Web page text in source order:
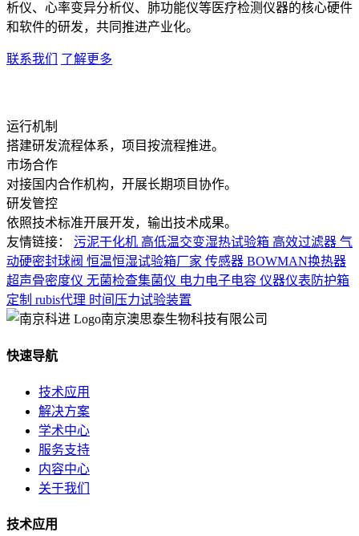
析仪、心率变异分析仪、肺功能仪等医疗检测仪器的核心硬件
和软件的研发，共同推进产业化。
联系我们 了解更多
运行机制
搭建研发流程体系，项目按流程推进。
市场合作
对接国内合作机构，开展长期项目协作。
研发管控
依照技术标准开展开发，输出技术成果。
友情链接：
污泥干化机 高低温交变湿热试验箱 高效过滤器 气
动硬密封球阀 恒温恒湿试验箱厂家 传感器 BOWMAN换热器
超声骨密度仪 无菌检查集菌仪 电力电子电容 仪器仪表防护箱
定制 rubis代理 时间压力试验装置
南京澳思泰生物科技有限公司
快速导航
技术应用
解决方案
学术中心
服务支持
内容中心
关于我们
技术应用